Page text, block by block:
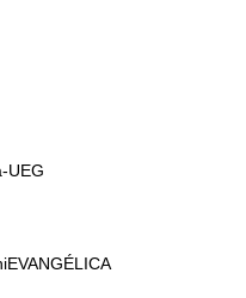
UEG